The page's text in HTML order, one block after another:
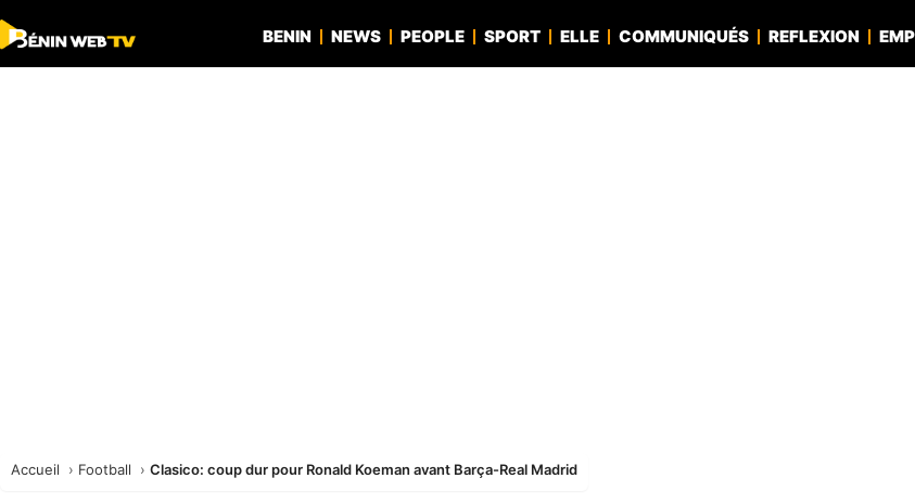
BENIN NEWS PEOPLE SPORT ELLE COMMUNIQUÉS REFLEXION
Accueil Football Clasico: coup dur pour Ronald Koeman avant Barça-Real Madrid